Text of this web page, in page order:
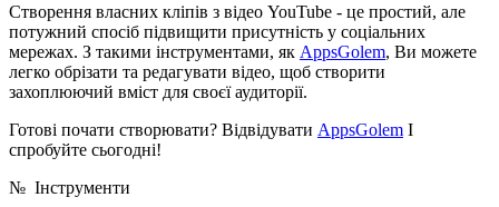
Створення власних кліпів з відео YouTube - це простий, але
потужний спосіб підвищити присутність у соціальних
мережах. З такими інструментами, як AppsGolem, Ви можете
легко обрізати та редагувати відео, щоб створити
захоплюючий вміст для своєї аудиторії.
Готові почати створювати? Відвідувати AppsGolem І
спробуйте сьогодні!
№ Інструменти